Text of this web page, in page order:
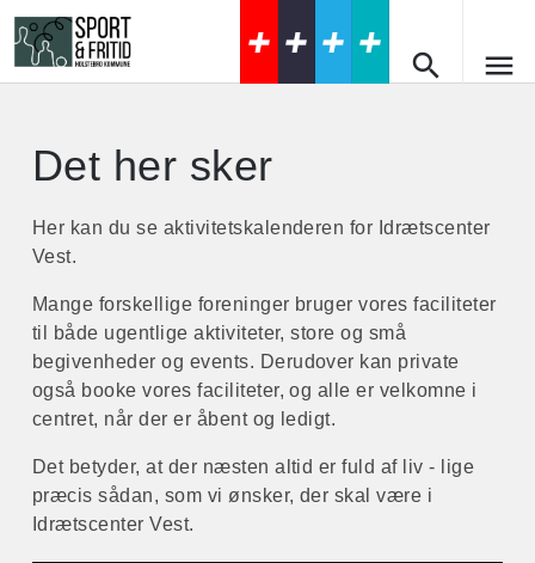
search menu
Det her sker
Her kan du se aktivitetskalenderen for Idrætscenter
Vest.
Mange forskellige foreninger bruger vores faciliteter
til både ugentlige aktiviteter, store og små
begivenheder og events. Derudover kan private
også booke vores faciliteter, og alle er velkomne i
centret, når der er åbent og ledigt.
Det betyder, at der næsten altid er fuld af liv - lige
præcis sådan, som vi ønsker, der skal være i
Idrætscenter Vest.
Book baner og hallen
Book en badmintonbane
Book hallen som forening
Sport og motion
Hal 2
Springcenter
Styrkerum
Kampsportslokaler
Bueskydning
Billard
Foyer
Multirummet
Grupperum 1
Grupperum 2
Mødelokale 1
Mødelokale 2
Overnatning
4-mands værelser
Tårnet
Det her sker
Om os
Åbningstider